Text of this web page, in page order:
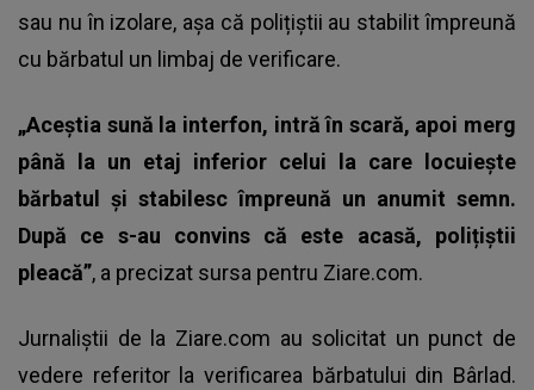
sau nu în izolare, așa că polițiștii au stabilit împreună
cu bărbatul un limbaj de verificare.
„Aceștia sună la interfon, intră în scară, apoi merg
până la un etaj inferior celui la care locuiește
bărbatul și stabilesc împreună un anumit semn.
După ce s-au convins că este acasă, polițiștii
pleacă”, a precizat sursa pentru Ziare.com.
Jurnaliștii de la Ziare.com au solicitat un punct de
vedere referitor la verificarea bărbatului din Bârlad.